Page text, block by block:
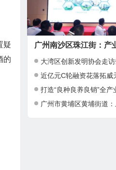
疑
的
大湾区创新发明协会走
近亿元C轮融资花落拓威天海｜“
打造“良种良养良销”全产业链！广
广州市黄埔区黄埔街道：上好